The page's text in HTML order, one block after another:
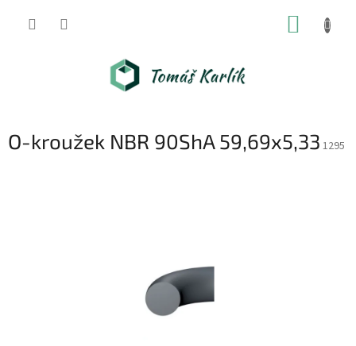
O-kroužek NBR 90ShA 59,69x5,33 1295